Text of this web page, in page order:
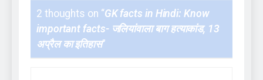
2 thoughts on “GK facts in Hindi: Know
important facts- जलियांवाला बाग हत्याकांड, 13
अप्रैल का इतिहास”